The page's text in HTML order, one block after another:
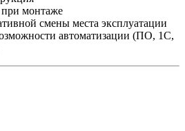
при монтаже
смены места эксплуатации
автоматизации (ПО, 1С,